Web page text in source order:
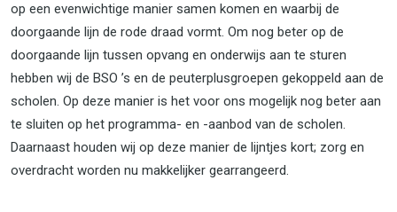
op een evenwichtige manier samen komen en waarbij de
doorgaande lijn de rode draad vormt. Om nog beter op de
doorgaande lijn tussen opvang en onderwijs aan te sturen
hebben wij de BSO ’s en de peuterplusgroepen gekoppeld aan de
scholen. Op deze manier is het voor ons mogelijk nog beter aan
te sluiten op het programma- en -aanbod van de scholen.
Daarnaast houden wij op deze manier de lijntjes kort; zorg en
overdracht worden nu makkelijker gearrangeerd.